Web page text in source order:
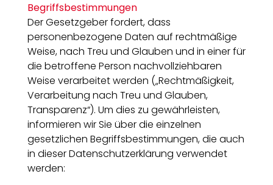
Begriffsbestimmungen
Der Gesetzgeber fordert, dass
personenbezogene Daten auf rechtmäßige
Weise, nach Treu und Glauben und in einer für
die betroffene Person nachvollziehbaren
Weise verarbeitet werden („Rechtmäßigkeit,
Verarbeitung nach Treu und Glauben,
Transparenz“). Um dies zu gewährleisten,
informieren wir Sie über die einzelnen
gesetzlichen Begriffsbestimmungen, die auch
in dieser Datenschutzerklärung verwendet
werden: